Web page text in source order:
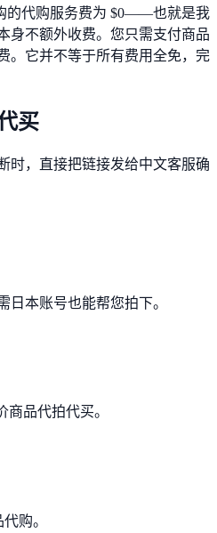
的代购服务费为 $0——也就是我
身不额外收费。您只需支付商品
。它并不等于所有费用全免，完
买
时，直接把链接发给中文客服确
日本账号也能帮您拍下。
商品代拍代买。
购。